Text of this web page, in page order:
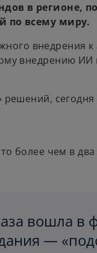
в регионе,
по всему миру.
внедрения к
внедрению ИИ
сегодня
более чем в
вошла в
—